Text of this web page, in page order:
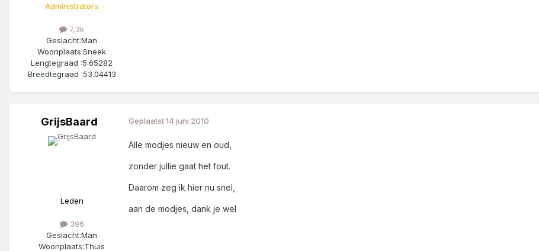
Administrators
7,3k
Geslacht:Man
Woonplaats:Sneek
Lengtegraad :5.65282
Breedtegraad :53.04413
GrijsBaard
Leden
396
Geslacht:Man
Woonplaats:Thuis
Geplaatst14 juni 2010
Alle modjes nieuw en oud,
zonder jullie gaat het fout.
Daarom zeg ik hier nu snel,
aan de modjes, dank je wel